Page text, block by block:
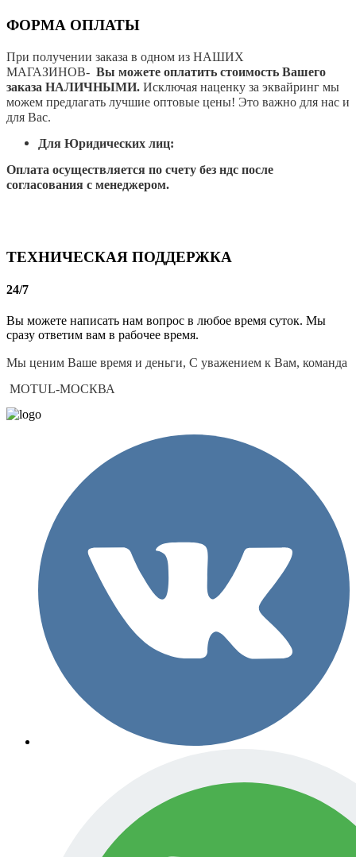
ФОРМА ОПЛАТЫ
При получении заказа в одном из НАШИХ
МАГАЗИНОВ- Вы можете оплатить стоимость Вашего
заказа НАЛИЧНЫМИ. Исключая наценку за эквайринг мы
можем предлагать лучшие оптовые цены! Это важно для нас и
для Вас.
Для Юридических лиц:
Оплата осуществляется по счету без ндс после
согласования с менеджером.
ТЕХНИЧЕСКАЯ ПОДДЕРЖКА
24/7
Вы можете написать нам вопрос в любое время суток. Мы
сразу ответим вам в рабочее время.
Мы ценим Ваше время и деньги, С уважением к Вам, команда
MOTUL-МОСКВА